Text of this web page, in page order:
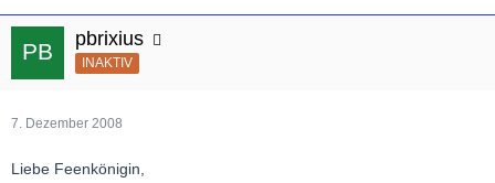
pbrixius
INAKTIV
7. Dezember 2008
Liebe Feenkönigin,